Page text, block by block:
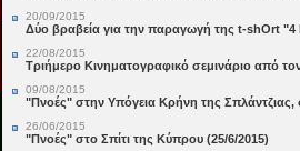
20/09/2015
Δύο βραβεία για την παραγωγή της t-shOrt
22/08/2015
Τριήμερο Κινηματογραφικό σεμινάριο από
09/08/2015
"Πνοές" στην Υπόγεια Κρήνη της Σπλάντζιας,
26/06/2015
"Πνοές" στο Σπίτι της Κύπρου (25/6/2015)